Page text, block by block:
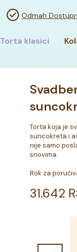
Odmah
Torta klasici
Torta koja je
suncokreta i
nije samo
snovima.
Rok za
31.642